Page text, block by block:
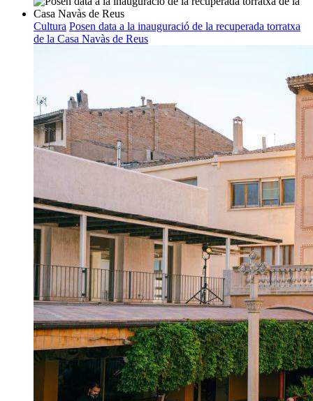
Cultura Posen data a la inauguració de la recuperada torratxa
de la Casa Navàs de Reus